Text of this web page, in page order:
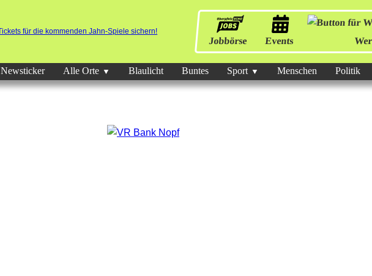
Jobbörse Events
Newsticker Alle Orte Blaulicht Buntes Sport Menschen Politik